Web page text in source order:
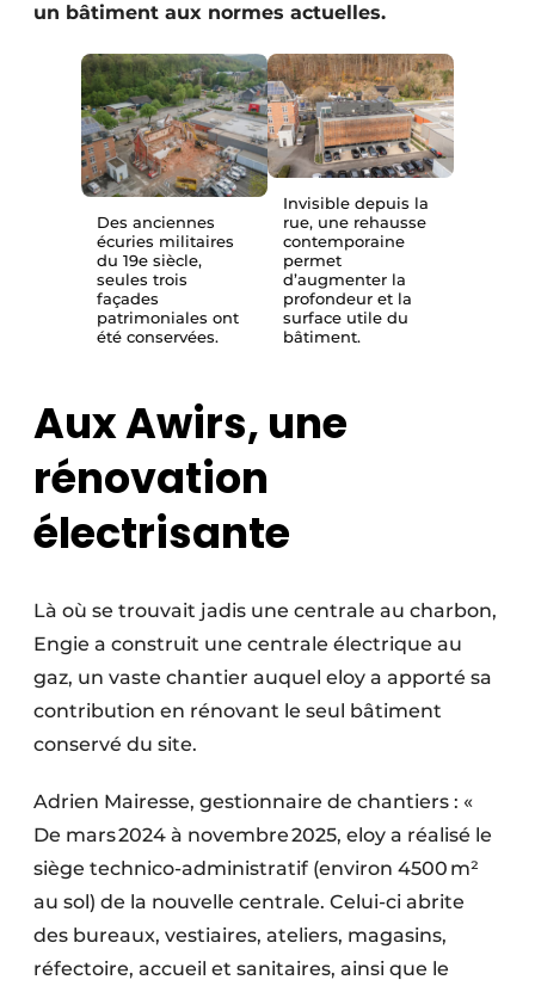
Géotextiles
Infrastructures souterraines et égouttage
Protection solaire
Rénovation
Sécurité incendie
Software
Techniques ferroviaires
un bâtiment aux normes actuelles.
Des anciennes
écuries militaires
du 19e siècle,
seules trois
façades
patrimoniales ont
été conservées.
Invisible depuis la
rue, une rehausse
contemporaine
permet
d’augmenter la
profondeur et la
surface utile du
bâtiment.
Aux Awirs, une
rénovation
électrisante
Là où se trouvait jadis une centrale au charbon,
Engie a construit une centrale électrique au
gaz, un vaste chantier auquel eloy a apporté sa
contribution en rénovant le seul bâtiment
conservé du site.
Adrien Mairesse, gestionnaire de chantiers : «
De mars 2024 à novembre 2025, eloy a réalisé le
siège technico-administratif (environ 4500 m²
au sol) de la nouvelle centrale. Celui-ci abrite
des bureaux, vestiaires, ateliers, magasins,
réfectoire, accueil et sanitaires, ainsi que le